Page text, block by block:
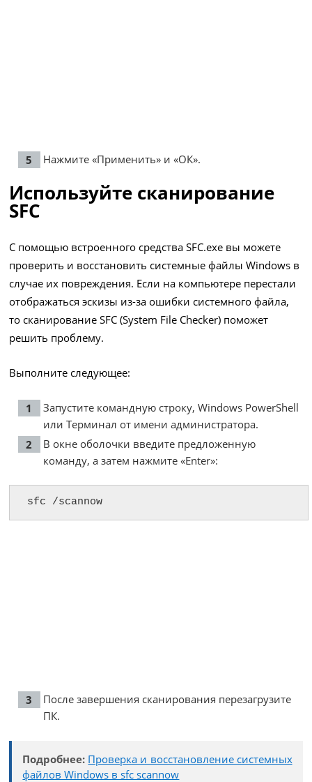
Нажмите «Применить» и «ОК».
Используйте сканирование
SFC
С помощью встроенного средства SFC.exe вы можете
проверить и восстановить системные файлы Windows в
случае их повреждения. Если на компьютере перестали
отображаться эскизы из-за ошибки системного файла,
то сканирование SFC (System File Checker) поможет
решить проблему.
Выполните следующее:
Запустите командную строку, Windows PowerShell
или Терминал от имени администратора.
В окне оболочки введите предложенную
команду, а затем нажмите «Enter»:
sfc /scannow
После завершения сканирования перезагрузите
ПК.
Подробнее: Проверка и восстановление системных
файлов Windows в sfc scannow